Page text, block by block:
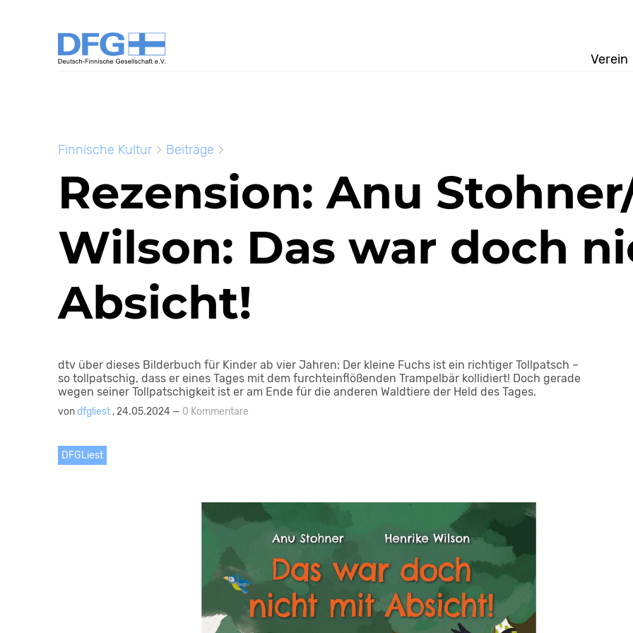
Verein
Finnische Kultur Beiträge
Rezension: Anu
Wilson: Das war doch
Absicht!
dtv über dieses Bilderbuch für Kinder ab vier Jahren: Der kleine Fuchs ist ein richtiger Tollpatsch –
so tollpatschig, dass er eines Tages mit dem furchteinflößenden Trampelbär kollidiert! Doch gerade
wegen seiner Tollpatschigkeit ist er am Ende für die anderen Waldtiere der Held des Tages.
vondfgliest , 24.05.2024 — 0 Kommentare
DFGLiest